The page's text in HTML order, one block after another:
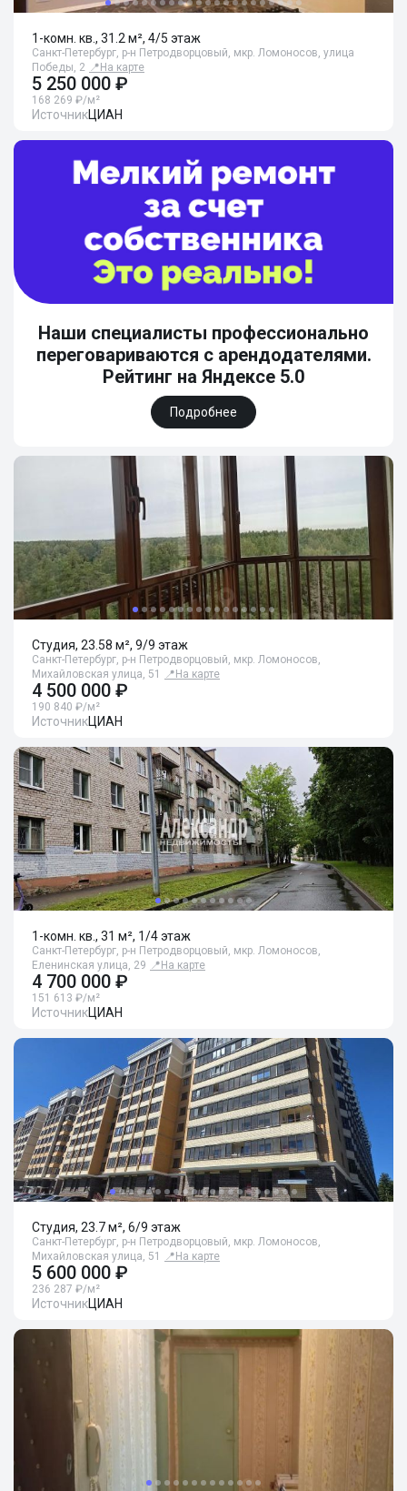
1-комн. кв., 31.2 м², 4/5 этаж
Санкт-Петербург, р-н Петродворцовый, мкр. Ломоносов, улица
Победы, 2 📍 На карте
5 250 000 ₽
168 269 ₽/м²
ИсточникЦИАН
Наши специалисты профессионально
переговариваются с арендодателями.
Рейтинг на Яндексе 5.0
Подробнее
Студия, 23.58 м², 9/9 этаж
Санкт-Петербург, р-н Петродворцовый, мкр. Ломоносов,
Михайловская улица, 51
📍 На карте
4 500 000 ₽
190 840 ₽/м²
ИсточникЦИАН
1-комн. кв., 31 м², 1/4 этаж
Санкт-Петербург, р-н Петродворцовый, мкр. Ломоносов,
Еленинская улица, 29 📍 На карте
4 700 000 ₽
151 613 ₽/м²
ИсточникЦИАН
Студия, 23.7 м², 6/9 этаж
Санкт-Петербург, р-н Петродворцовый, мкр. Ломоносов,
Михайловская улица, 51
📍 На карте
5 600 000 ₽
236 287 ₽/м²
ИсточникЦИАН